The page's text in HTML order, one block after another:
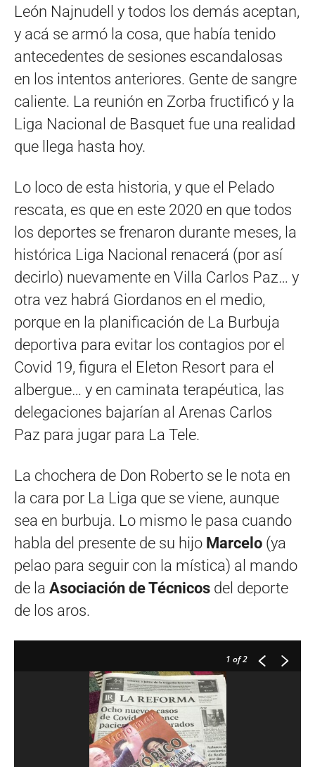
León Najnudell y todos los demás aceptan,
y acá se armó la cosa, que había tenido
antecedentes de sesiones escandalosas
en los intentos anteriores. Gente de sangre
caliente. La reunión en Zorba fructificó y la
Liga Nacional de Basquet fue una realidad
que llega hasta hoy.
Lo loco de esta historia, y que el Pelado
rescata, es que en este 2020 en que todos
los deportes se frenaron durante meses, la
histórica Liga Nacional renacerá (por así
decirlo) nuevamente en Villa Carlos Paz… y
otra vez habrá Giordanos en el medio,
porque en la planificación de La Burbuja
deportiva para evitar los contagios por el
Covid 19, figura el Eleton Resort para el
albergue… y en caminata terapéutica, las
delegaciones bajarían al Arenas Carlos
Paz para jugar para La Tele.
La chochera de Don Roberto se le nota en
la cara por La Liga que se viene, aunque
sea en burbuja. Lo mismo le pasa cuando
habla del presente de su hijo Marcelo (ya
pelao para seguir con la mística) al mando
de la Asociación de Técnicos del deporte
de los aros.
1 of 2